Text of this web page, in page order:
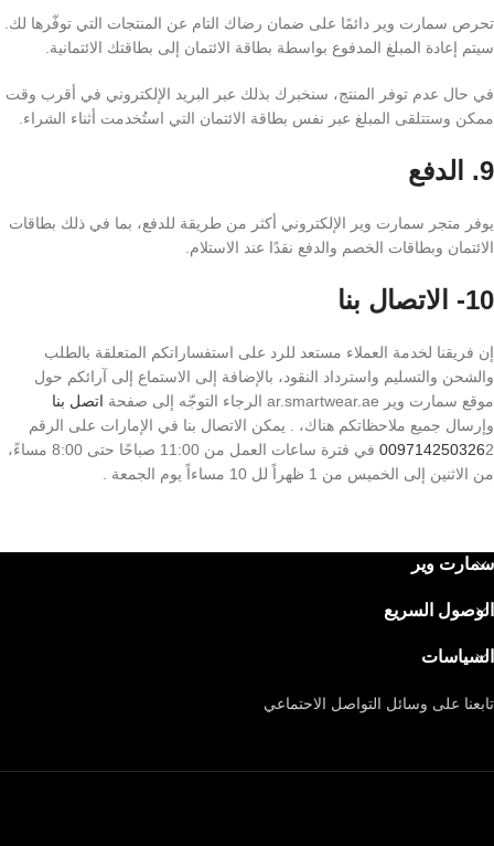
تحرص سمارت وير دائمًا على ضمان رضاك التام عن المنتجات التي توفّرها لك.
سيتم إعادة المبلغ المدفوع بواسطة بطاقة الائتمان إلى بطاقتك الائتمانية.
في حال عدم توفر المنتج، سنخبرك بذلك عبر البريد الإلكتروني في أقرب وقت
ممكن وستتلقى المبلغ عبر نفس بطاقة الائتمان التي استُخدمت أثناء الشراء.
9. الدفع
يوفر متجر سمارت وير الإلكتروني أكثر من طريقة للدفع، بما في ذلك بطاقات
الائتمان وبطاقات الخصم والدفع نقدًا عند الاستلام.
10- الاتصال بنا
إن فريقنا لخدمة العملاء مستعد للرد على استفساراتكم المتعلقة بالطلب
والشحن والتسليم واسترداد النقود، بالإضافة إلى الاستماع إلى آرائكم حول
موقع سمارت وير ar.smartwear.ae الرجاء التوجّه إلى صفحة
اتصل بنا
وإرسال جميع ملاحظاتكم هناك، . يمكن الاتصال بنا في الإمارات على الرقم
009714250326
2 في فترة ساعات العمل من 11:00 صباحًا حتى 8:00 مساءً،
من الاثنين إلى الخميس من 1 ظهراً لل 10 مساءاً يوم الجمعة .
سمارت وير
الوصول السريع
السياسات
تابعنا على وسائل التواصل الاحتماعي